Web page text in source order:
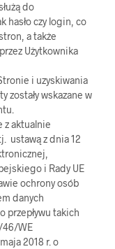
do
hasło czy login, co
a także
Użytkownika
i uzyskiwania
zostały wskazane w
z aktualnie
ustawą z dnia 12
i Rady UE
ochrony osób
danych
przepływu takich
46/WE
2018 r. o